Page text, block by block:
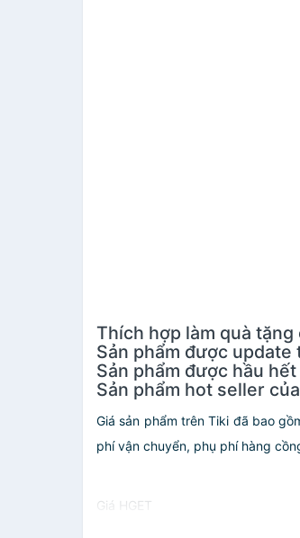
Thích hợp làm quà
Sản phẩm được
Sản phẩm được hầu
Sản phẩm hot seller
Giá sản phẩm trên Tiki đã bao
phí vận chuyển, phụ phí hàng
Giá HGET